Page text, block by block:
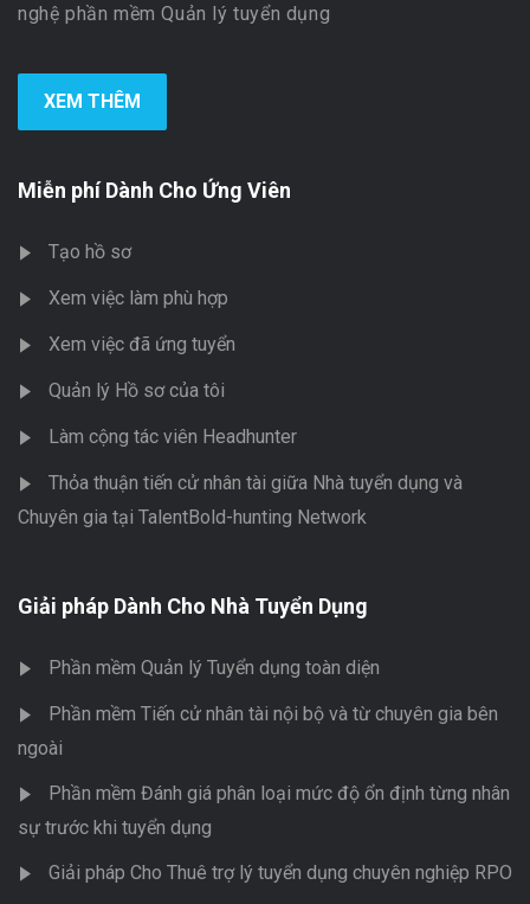
nghệ phần mềm Quản lý tuyển dụng
XEM THÊM
Miễn phí Dành Cho Ứng Viên
Tạo hồ sơ
Xem việc làm phù hợp
Xem việc đã ứng tuyển
Quản lý Hồ sơ của tôi
Làm cộng tác viên Headhunter
Thỏa thuận tiến cử nhân tài giữa Nhà tuyển dụng và
Chuyên gia tại TalentBold-hunting Network
Giải pháp Dành Cho Nhà Tuyển Dụng
Phần mềm Quản lý Tuyển dụng toàn diện
Phần mềm Tiến cử nhân tài nội bộ và từ chuyên gia bên
ngoài
Phần mềm Đánh giá phân loại mức độ ổn định từng nhân
sự trước khi tuyển dụng
Giải pháp Cho Thuê trợ lý tuyển dụng chuyên nghiệp RPO